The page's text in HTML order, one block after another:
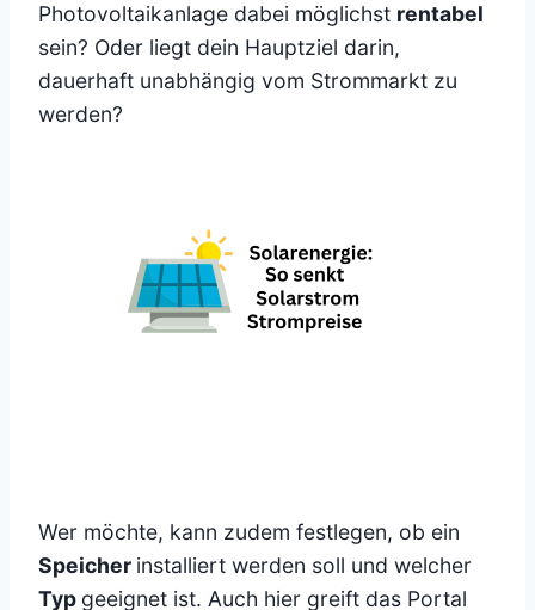
Photovoltaikanlage dabei möglichst rentabel
sein? Oder liegt dein Hauptziel darin,
dauerhaft unabhängig vom Strommarkt zu
werden?
Wer möchte, kann zudem festlegen, ob ein
Speicher installiert werden soll und welcher
Typ geeignet ist. Auch hier greift das Portal